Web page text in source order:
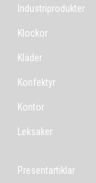
Industriprodukter
Klockor
Kläder
Konfektyr
Kontor
Leksaker
Presentartiklar